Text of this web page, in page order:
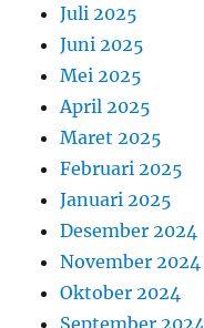
Juli 2025
Juni 2025
Mei 2025
April 2025
Maret 2025
Februari 2025
Januari 2025
Desember 2024
November 2024
Oktober 2024
September 2024